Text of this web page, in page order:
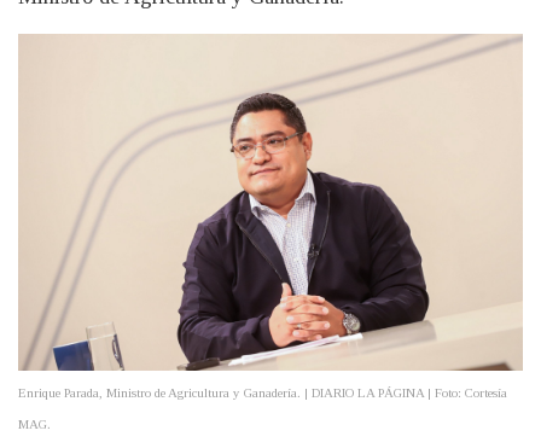
Enrique Parada, Ministro de Agricultura y Ganadería. | DIARIO LA PÁGINA | Foto: Cortesía
MAG.